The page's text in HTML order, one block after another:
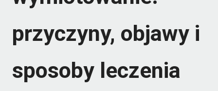
przyczyny, objawy i
sposoby leczenia